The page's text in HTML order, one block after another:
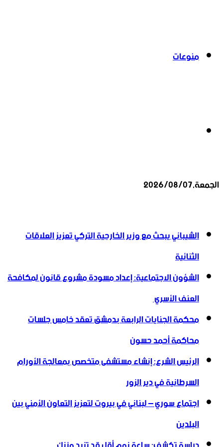
منوعات
الجمعة,2026/08/07
الشيباني يبحث مع وزير الخارجية التركي تعزيز العلاقات
الثنائية
الشؤون الاجتماعية: إعداد مسودة مشروع قانون لمكافحة
العنف الأسري ‏
محكمة الجنايات الرابعة بدمشق تعقد خامس جلسات
محاكمة أحمد حسون
الرئيس الشرع: إنشاء ‌‏مستشفى متخصص بمعالجة الأورام
السرطانية في دير الزور
اجتماع سوري – لبناني في بيروت لتعزيز التعاون ‏الأمني ‏بين
البلدين